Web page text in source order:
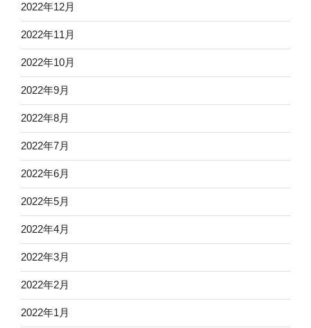
2022年12月
2022年11月
2022年10月
2022年9月
2022年8月
2022年7月
2022年6月
2022年5月
2022年4月
2022年3月
2022年2月
2022年1月